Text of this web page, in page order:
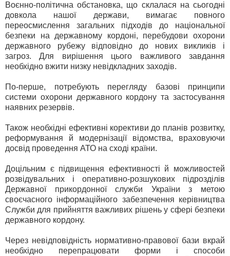
Воєнно-політична обстановка, що склалася на сьогодні
довкола нашої держави, вимагає повного
переосмислення загальних підходів до національної
безпеки на державному кордоні, перебудови охорони
державного рубежу відповідно до нових викликів і
загроз. Для вирішення цього важливого завдання
необхідно вжити низку невідкладних заходів.
По-перше, потребують перегляду базові принципи
системи охорони державного кордону та застосування
наявних резервів.
Також необхідні ефективні корективи до планів розвитку,
реформування й модернізації відомства, враховуючи
досвід проведення АТО на сході країни.
Доцільним є підвищення ефективності й можливостей
розвідувальних і оперативно-розшукових підрозділів
Державної прикордонної служби України з метою
своєчасного інформаційного забезпечення керівництва
Служби для прийняття важливих рішень у сфері безпеки
державного кордону.
Через невідповідність нормативно-правової бази вкрай
необхідно перепрацювати форми і способи